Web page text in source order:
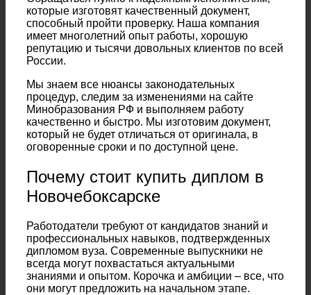
которые изготовят качественный документ,
способный пройти проверку. Наша компания
имеет многолетний опыт работы, хорошую
репутацию и тысячи довольных клиентов по всей
России.
Мы знаем все нюансы законодательных
процедур, следим за изменениями на сайте
Минобразования РФ и выполняем работу
качественно и быстро. Мы изготовим документ,
который не будет отличаться от оригинала, в
оговоренные сроки и по доступной цене.
Почему стоит купить диплом в
Новочебоксарске
Работодатели требуют от кандидатов знаний и
профессиональных навыков, подтвержденных
дипломом вуза. Современные выпускники не
всегда могут похвастаться актуальными
знаниями и опытом. Корочка и амбиции – все, что
они могут предложить на начальном этапе.